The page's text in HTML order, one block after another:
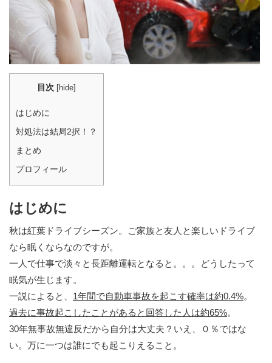
目次 [hide]
はじめに
対処法は結局2択！？
まとめ
プロフィール
はじめに
秋は紅葉ドライブシーズン。ご家族と友人と楽しいドライブ
なら眠くならなのですが。
一人で仕事で淡々と長距離運転となると。。。どうしたって
眠気が生じます。
一説によると、 1年間で自動車事故を起こす確率は約0.4%。
過去に事故起こしたことがあると回答した人は約65%。
30年無事故無違反だから自分は大丈夫？いえ、０％ではな
い。万に一つは誰にでも起こりえること。